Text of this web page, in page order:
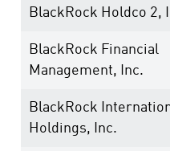
BlackRock Holdco 2,
BlackRock Financial
Management, Inc.
BlackRock
Holdings, Inc.